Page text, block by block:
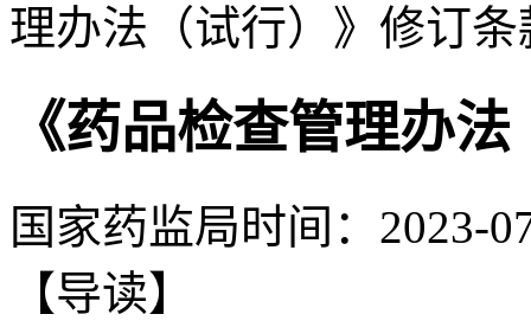
理办法（试行）》修订条
《药品检查管理办
国家药监局 时间： 2023-
【导读】